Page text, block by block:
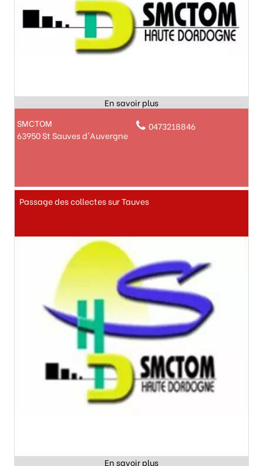
SMCTOM
63950 St Sauves d'Auvergne
0473218846
Passage des collectes sur Tauves